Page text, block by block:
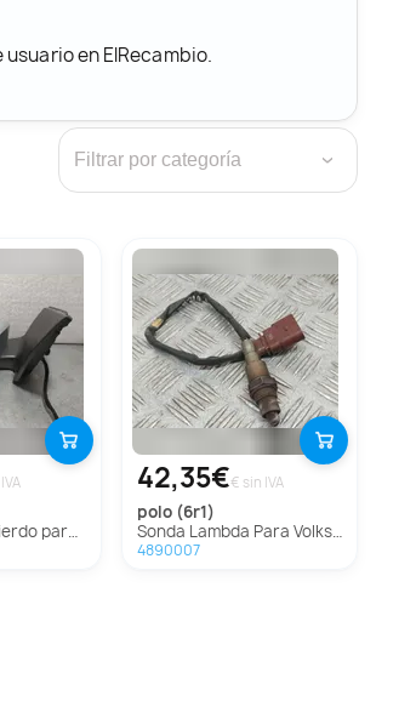
en ElRecambio.
›
Polo
42,35€€ sin IVA
polo (6r1)
Sonda Lambda Para Volkswagen Polo
4890007